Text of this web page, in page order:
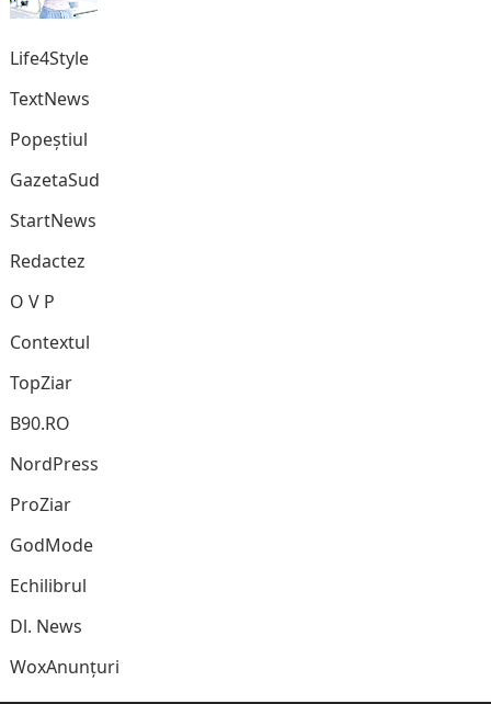
Life4Style
TextNews
Popeștiul
GazetaSud
StartNews
Redactez
O V P
Contextul
TopZiar
B90.RO
NordPress
ProZiar
GodMode
Echilibrul
Dl. News
WoxAnunțuri